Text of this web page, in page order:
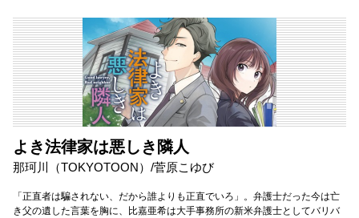
よき法律家は悪しき隣人
那珂川（TOKYOTOON） /菅原こゆび
「正直者は騙されない、だから誰よりも正直でいろ」。弁護士だった今は亡
き父の遺した言葉を胸に、比嘉亜希は大手事務所の新米弁護士としてバリバ